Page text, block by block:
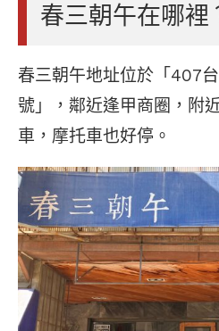
春三朝午在哪裡
春三朝午地址位於「407
號」，鄰近逢甲商圈，附
車，摩托車也好停。